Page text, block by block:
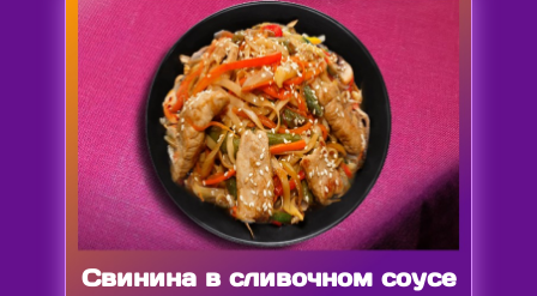
Свинина в сливочном соусе